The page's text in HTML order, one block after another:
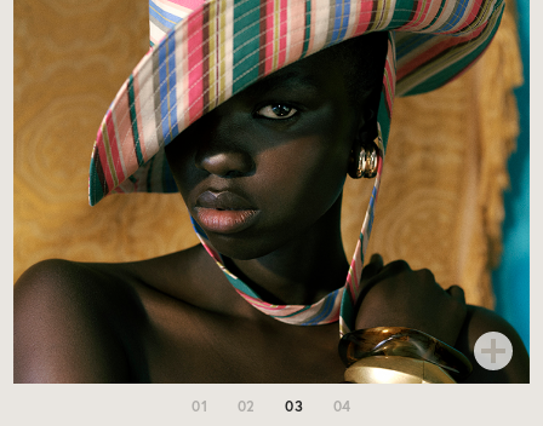
01 02 03 04